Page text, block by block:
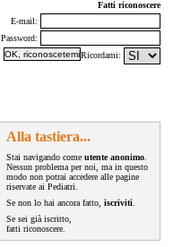
Fatti riconoscere
E-mail:
Password:
Ricordami:
Alla tastiera...
Stai navigando come utente anonimo
Nessun problema per noi, ma in questo
modo non potrai accedere alle pagine
riservate ai Pediatri.
Se non lo hai ancora fatto, iscriviti
Se sei già iscritto,
fatti riconoscere